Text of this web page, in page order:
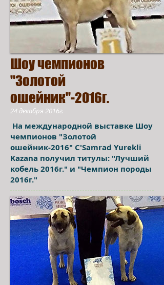
Шоу чемпионов
"Золотой
ошейник"-2016г.
24 декабря 2016г.
На международной выставке Шоу
чемпионов "Золотой
ошейник-2016" C'Samrad Yurekli
Kazana получил титулы: "Лучший
кобель 2016г." и "Чемпион породы
2016г."